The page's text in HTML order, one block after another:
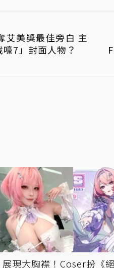
艾美獎最佳旁白 主
7」封面人物？
展現大胸襟！Coser扮《絕